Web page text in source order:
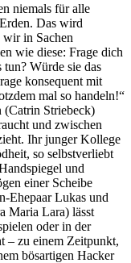
niemals für alle
Das wird
wir in Sachen
wie diese: Frage dich
Würde sie das
konsequent mit
mal so handeln!“
(Catrin Striebeck)
und zwischen
Ihr junger Kollege
so selbstverliebt
und
einer Scheibe
Ehepaar Lukas und
Maria Lara) lässt
oder in der
– zu einem Zeitpunkt,
bösartigen Hacker